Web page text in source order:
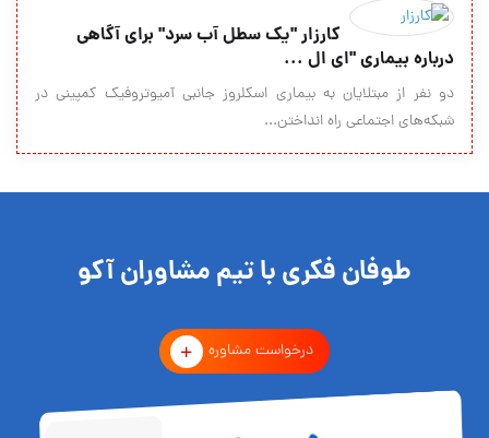
کارزار "یک سطل آب سرد" برای آگاهی
درباره بیماری "ای‌ ال ‌...
دو نفر از مبتلایان به بیماری اسکلروز جانبی آمیوتروفیک کمپینی در
شبکه‌های اجتماعی راه انداختن...
طوفان فکری با تیم مشاوران آکو
درخواست مشاوره